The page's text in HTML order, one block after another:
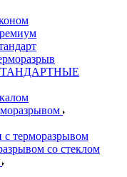
терморазрывом
со стеклом